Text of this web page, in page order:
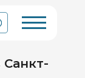
Санкт-